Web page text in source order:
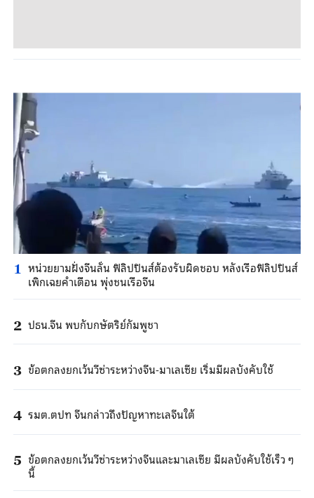
1 หน่วยยามฝั่งจีนลั่น ฟิลิปปินส์ต้องรับผิดชอบ หลังเรือฟิลิปปินส์
เพิกเฉยคำเตือน พุ่งชนเรือจีน
2 ปธน.จีน พบกับกษัตริย์กัมพูชา
3 ข้อตกลงยกเว้นวีซ่าระหว่างจีน-มาเลเซีย เริ่มมีผลบังคับใช้
4 รมต.ตปท จีนกล่าวถึงปัญหาทะเลจีนใต้
5 ข้อตกลงยกเว้นวีซ่าระหว่างจีนและมาเลเซีย มีผลบังคับใช้เร็ว ๆ
นี้